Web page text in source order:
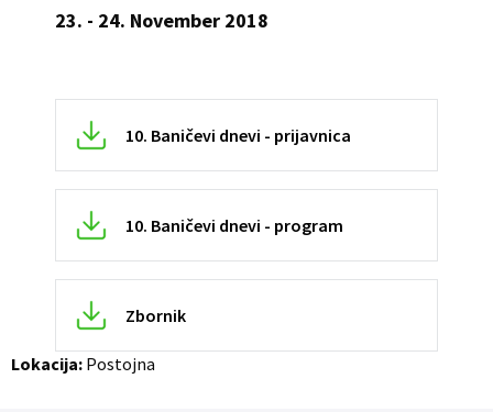
23. - 24. November 2018
10. Baničevi dnevi - prijavnica
10. Baničevi dnevi - program
Zbornik
Lokacija: Postojna